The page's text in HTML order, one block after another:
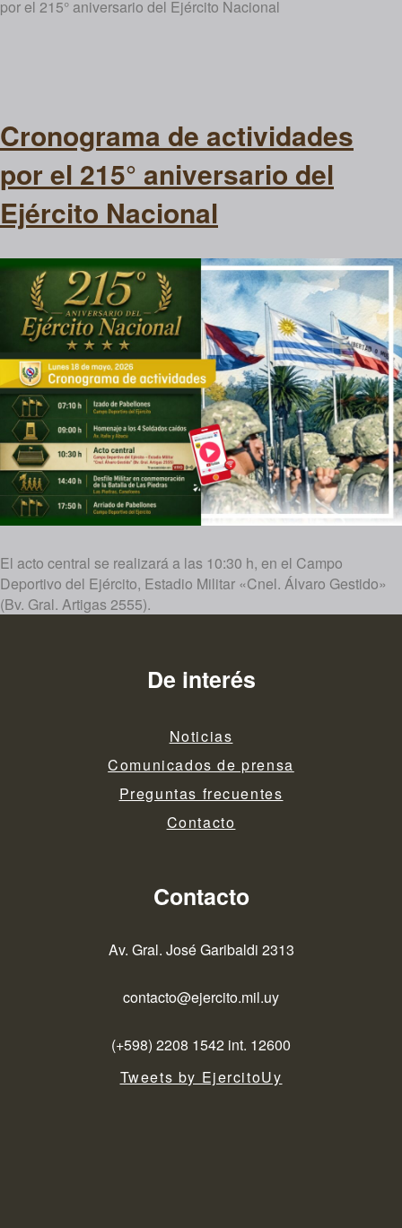
por el 215° aniversario del Ejército Nacional
Cronograma de actividades
por el 215° aniversario del
Ejército Nacional
El acto central se realizará a las 10:30 h, en el Campo
Deportivo del Ejército, Estadio Militar «Cnel. Álvaro Gestido»
(Bv. Gral. Artigas 2555).
De interés
Noticias
Comunicados de prensa
Preguntas frecuentes
Contacto
Contacto
Av. Gral. José Garibaldi 2313
contacto@ejercito.mil.uy
(+598) 2208 1542 int. 12600
Tweets by EjercitoUy